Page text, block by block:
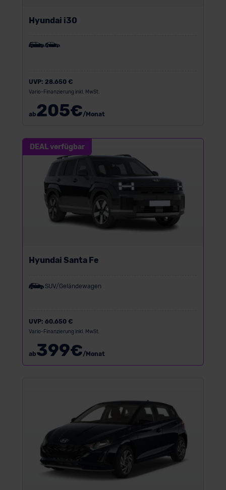
Hyundai i30
UVP: 28.650 €
Vario-Finanzierung inkl. MwSt.
ab205€/Monat
DEAL verfügbar
Hyundai Santa Fe
SUV/Geländewagen
UVP: 60.650 €
Vario-Finanzierung inkl. MwSt.
ab399€/Monat